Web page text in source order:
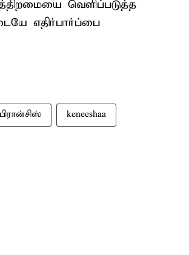
வெளிப்படுத்த
எதிர்பார்ப்பை
keneeshaa